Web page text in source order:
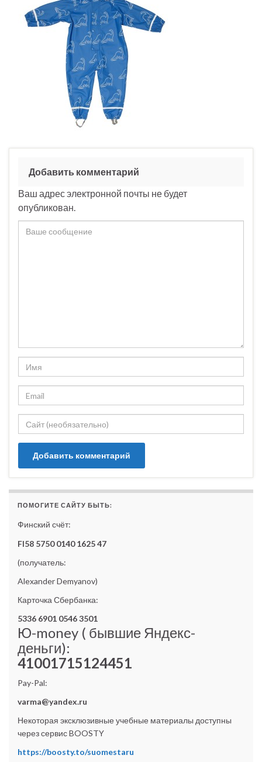
Добавить комментарий
Ваш адрес электронной почты не будет
опубликован.
ПОМОГИТЕ САЙТУ БЫТЬ:
Финский счёт:
FI58 5750 0140 1625 47
(получатель:
Alexander Demyanov)
Карточка Сбербанка:
5336 6901 0546 3501
Ю-money ( бывшие Яндекс-
деньги):
41001715124451
Pay-Pal:
varma@yandex.ru
Некоторая эксклюзивные учебные материалы доступны
через сервис BOOSTY
https://boosty.to/suomestaru